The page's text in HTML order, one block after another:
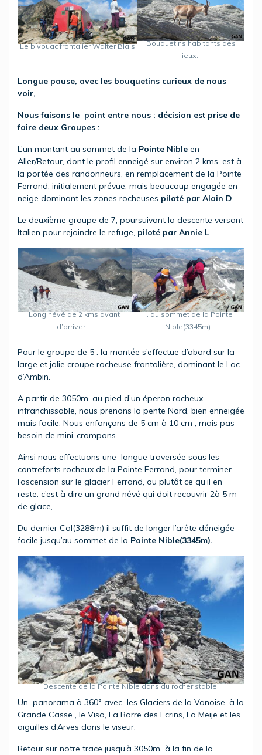
Le bivouac frontalier Walter Blais
Bouquetins habitants des
lieux…
Longue pause, avec les bouquetins curieux de nous
voir,
Nous faisons le point entre nous : décision est prise de
faire deux Groupes :
L’un montant au sommet de la Pointe Nible en
Aller/Retour, dont le profil enneigé sur environ 2 kms, est à
la portée des randonneurs, en remplacement de la Pointe
Ferrand, initialement prévue, mais beaucoup engagée en
neige dominant les zones rocheuses piloté par Alain D.
Le deuxième groupe de 7, poursuivant la descente versant
Italien pour rejoindre le refuge, piloté par Annie L.
Long névé de 2 kms avant
d’arriver….
… au sommet de la Pointe
Nible(3345m)
Pour le groupe de 5 : la montée s’effectue d’abord sur la
large et jolie croupe rocheuse frontalière, dominant le Lac
d’Ambin.
A partir de 3050m, au pied d’un éperon rocheux
infranchissable, nous prenons la pente Nord, bien enneigée
mais facile. Nous enfonçons de 5 cm à 10 cm , mais pas
besoin de mini-crampons.
Ainsi nous effectuons une longue traversée sous les
contreforts rocheux de la Pointe Ferrand, pour terminer
l’ascension sur le glacier Ferrand, ou plutôt ce qu’il en
reste: c’est à dire un grand névé qui doit recouvrir 2à 5 m
de glace,
Du dernier Col(3288m) il suffit de longer l’arête déneigée
facile jusqu’au sommet de la Pointe Nible(3345m).
Descente de la Pointe Nible dans du rocher stable.
Un panorama à 360° avec les Glaciers de la Vanoise, à la
Grande Casse , le Viso, La Barre des Ecrins, La Meije et les
aiguilles d’Arves dans le viseur.
Retour sur notre trace jusqu’à 3050m à la fin de la